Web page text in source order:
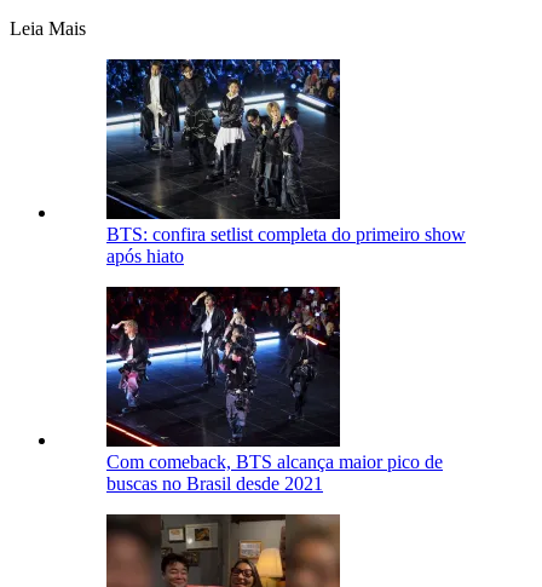
Leia Mais
BTS: confira setlist completa do primeiro show
após hiato
Com comeback, BTS alcança maior pico de
buscas no Brasil desde 2021